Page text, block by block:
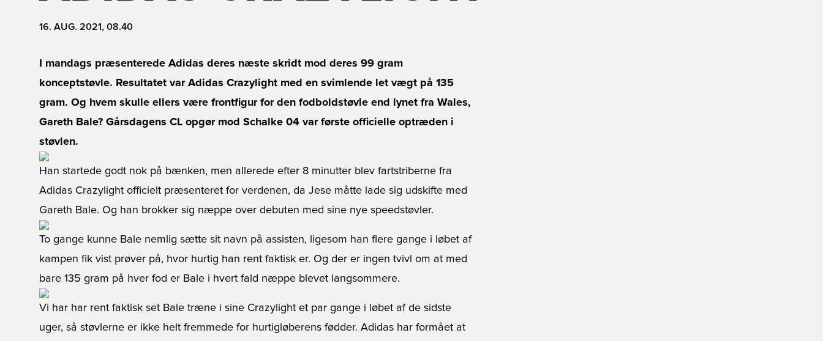
16. AUG. 2021, 08.40
I mandags præsenterede Adidas deres næste skridt mod deres 99 gram
konceptstøvle. Resultatet var Adidas Crazylight med en svimlende let vægt på 135
gram. Og hvem skulle ellers være frontfigur for den fodboldstøvle end lynet fra Wales,
Gareth Bale? Gårsdagens CL opgør mod Schalke 04 var første officielle optræden i
støvlen.
Han startede godt nok på bænken, men allerede efter 8 minutter blev fartstriberne fra
Adidas Crazylight officielt præsenteret for verdenen, da Jese måtte lade sig udskifte med
Gareth Bale. Og han brokker sig næppe over debuten med sine nye speedstøvler.
To gange kunne Bale nemlig sætte sit navn på assisten, ligesom han flere gange i løbet af
kampen fik vist prøver på, hvor hurtig han rent faktisk er. Og der er ingen tvivl om at med
bare 135 gram på hver fod er Bale i hvert fald næppe blevet langsommere.
Vi har har rent faktisk set Bale træne i sine Crazylight et par gange i løbet af de sidste
uger, så støvlerne er ikke helt fremmede for hurtigløberens fødder. Adidas har formået at